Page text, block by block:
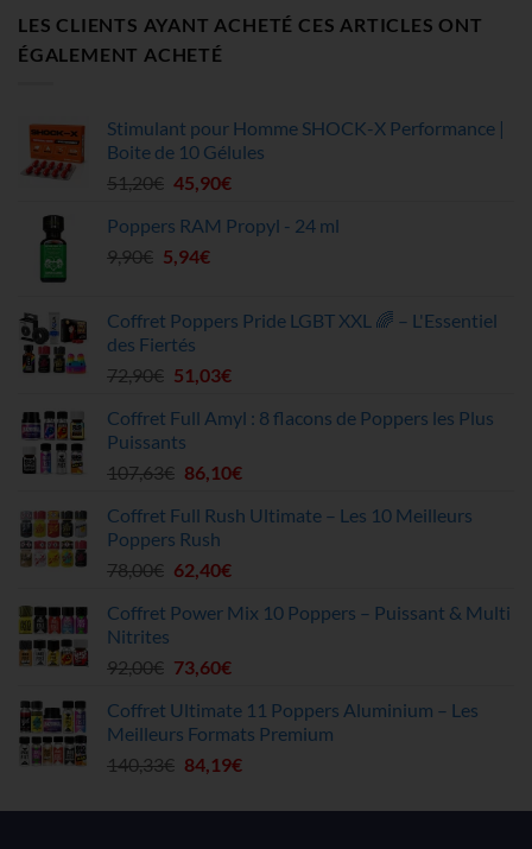
LES CLIENTS AYANT ACHETÉ CES ARTICLES ONT
ÉGALEMENT ACHETÉ
Stimulant pour Homme SHOCK-X Performance |
Boite de 10 Gélules
51,20€ Le
initial
était :
45,90€Le
actuel
Poppers RAM Propyl - 24 ml
9,90€ Le
était :
9,90€.
5,94€Le
est :
Coffret Poppers Pride LGBT XXL 🌈 – L'Essentiel
des Fiertés
72,90€ Le
initial
était :
72,90€.
51,03€Le
actuel
51,03€.
Coffret Full Amyl : 8 flacons de Poppers les Plus
Puissants
107,63€ Le
initial
était :
107,63€.
86,10€Le
actuel
Coffret Full Rush Ultimate – Les 10 Meilleurs
Poppers Rush
78,00€ Le
initial
78,00€.
62,40€Le
actuel
62,40€.
Coffret Power Mix 10 Poppers – Puissant & Multi
Nitrites
92,00€ Le
initial
était :
92,00€.
73,60€Le
actuel
est :
73,60€.
Coffret Ultimate 11 Poppers Aluminium – Les
Meilleurs Formats Premium
140,33€ Le
initial
84,19€Le
actuel